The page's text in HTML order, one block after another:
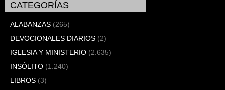
CATEGORÍAS
ALABANZAS (265)
DEVOCIONALES DIARIOS (2)
IGLESIA Y MINISTERIO (2.635)
INSÓLITO (1.240)
LIBROS (3)